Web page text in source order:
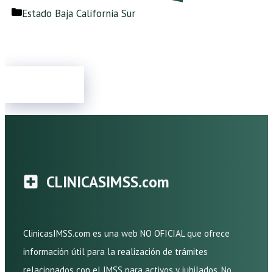
Categorías
Estado Baja California Sur
CLINICASIMSS.com
ClinicasIMSS.com es una web NO OFICIAL que ofrece
información útil para la realización de trámites
relacionados con el IMSS para activos y jubilados. No